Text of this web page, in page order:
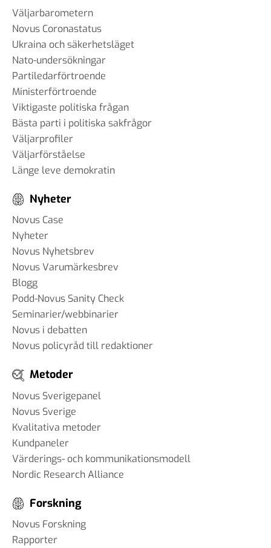
Väljarbarometern
Novus Coronastatus
Ukraina och säkerhetsläget
Nato-undersökningar
Partiledarförtroende
Ministerförtroende
Viktigaste politiska frågan
Bästa parti i politiska sakfrågor
Väljarprofiler
Väljarförståelse
Länge leve demokratin
Nyheter
Novus Case
Nyheter
Novus Nyhetsbrev
Novus Varumärkesbrev
Blogg
Podd-Novus Sanity Check
Seminarier/webbinarier
Novus i debatten
Novus policyråd till redaktioner
Metoder
Novus Sverigepanel
Novus Sverige
Kvalitativa metoder
Kundpaneler
Värderings- och kommunikationsmodell
Nordic Research Alliance
Forskning
Novus Forskning
Rapporter